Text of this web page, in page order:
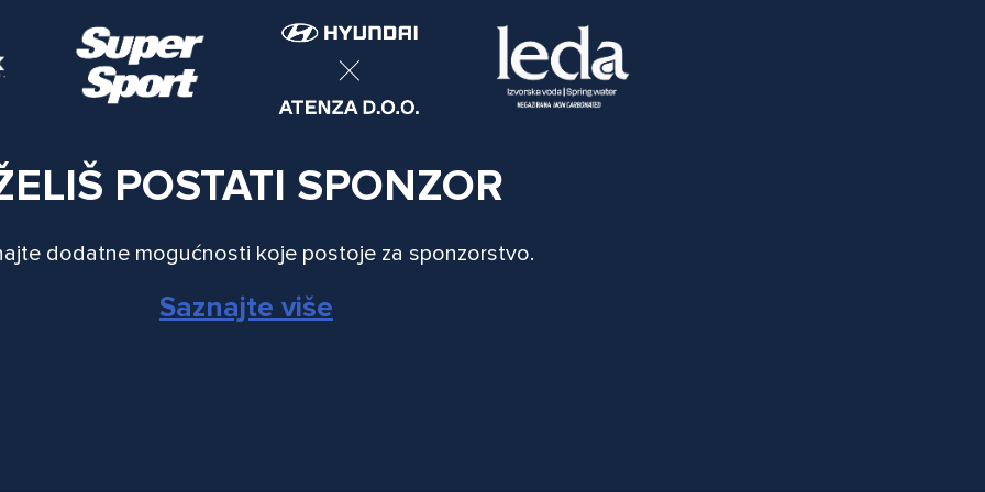
POSTATI SPONZOR
dodatne mogućnosti koje postoje za sponzorstvo.
Saznajte više